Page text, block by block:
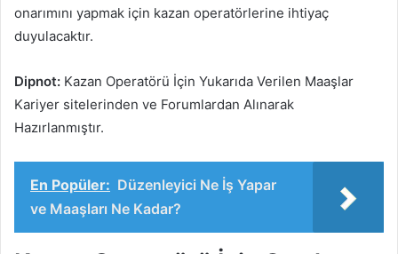
onarımını yapmak için kazan operatörlerine ihtiyaç
duyulacaktır.
Dipnot: Kazan Operatörü İçin Yukarıda Verilen Maaşlar
Kariyer sitelerinden ve Forumlardan Alınarak
Hazırlanmıştır.
En Popüler: Düzenleyici Ne İş Yapar
ve Maaşları Ne Kadar?